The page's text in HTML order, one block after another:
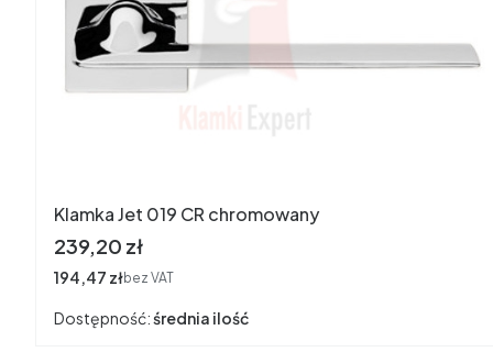
Klamka Jet 019 CR chromowany
Cena
239,20 zł
Cena
194,47 złbez VAT
Dostępność:średnia ilość